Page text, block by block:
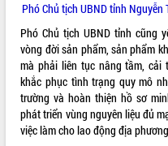
tầng kỹ thuật Cụm công nghiệp Tân
Tiến
Gặp mặt các cơ quan báo chí nhân Kỷ
niệm 101 năm Ngày Báo chí Cách
mạng Việt Nam
Đắk Lắk sơ kết 4 năm triển khai thực
hiện Đề án 06 của Chính phủ
Họp báo thông tin về Hội nghị Công bố
Phó Chủ tịch UBND tỉnh
Phó Chủ tịch UBND tỉnh cũng
vòng đời sản phẩm, sản phẩm
mà phải liên tục nâng tầm, cải
khắc phục tình trạng quy mô
trường và hoàn thiện hồ sơ
phát triển vùng nguyên liệu đủ
việc làm cho lao động địa